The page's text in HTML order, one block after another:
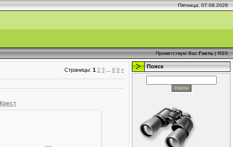
Пятница, 07.08.2026
Приветствую Вас Гость|RSS
Страницы: 1 2 3 8 9 »
Крест
Поиск